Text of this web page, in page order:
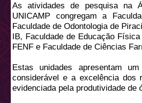
As atividades de pesquisa na
UNICAMP congregam a
Faculdade de Odontologia de
IB, Faculdade de Educação
FENF e Faculdade de Ciências
Estas unidades apresentam
considerável e a excelência dos
evidenciada pela produtividade de